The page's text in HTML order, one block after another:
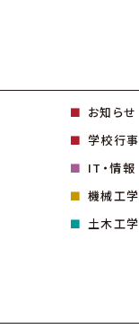
お知らせ
学校行事
IT・情報
機械工学
土木工学